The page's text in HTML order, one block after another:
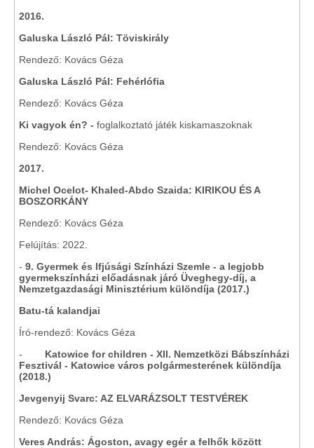
2016.
Galuska László Pál: Töviskirály
Rendező: Kovács Géza
Galuska László Pál: Fehérlófia
Rendező: Kovács Géza
Ki vagyok én? - foglalkoztató játék kiskamaszoknak
Rendező: Kovács Géza
2017.
Michel Ocelot- Khaled-Abdo Szaida: KIRIKOU ÉS A
BOSZORKÁNY
Rendező: Kovács Géza
Felújítás: 2022.
- 9. Gyermek és Ifjúsági Színházi Szemle - a legjobb
gyermekszínházi előadásnak járó Üveghegy-díj, a
Nemzetgazdasági Minisztérium különdíja (2017.)
Batu-tá kalandjai
Író-rendező: Kovács Géza
- Katowice for children - XII. Nemzetközi Bábszínházi
Fesztivál - Katowice város polgármesterének különdíja
(2018.)
Jevgenyij Svarc: AZ ELVARÁZSOLT TESTVÉREK
Rendező: Kovács Géza
Veres András: Ágoston, avagy egér a felhők között